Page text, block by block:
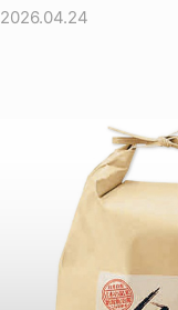
2026.04.24